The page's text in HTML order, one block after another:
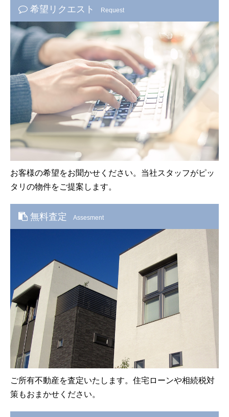
希望リクエスト Request
お客様の希望をお聞かせください。当社スタッフがピッ
タリの物件をご提案します。
無料査定 Assesment
ご所有不動産を査定いたします。住宅ローンや相続税対
策もおまかせください。